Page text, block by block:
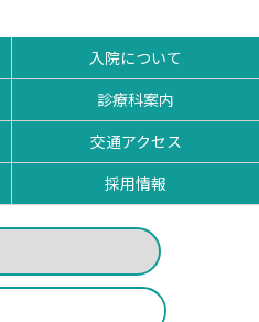
入院について
診療科案内
交通アクセス
採用情報